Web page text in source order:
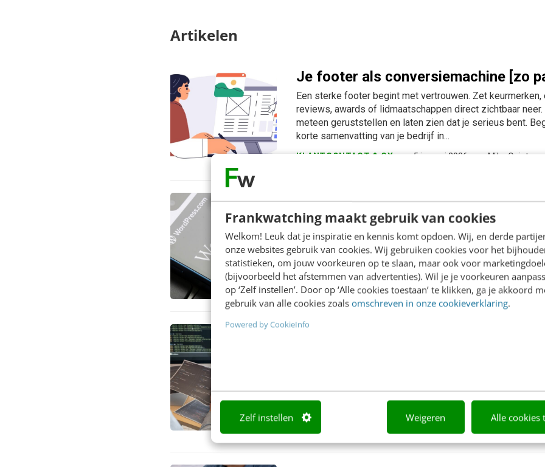
Frankwatching maakt gebruik van cookies
Welkom! Leuk dat je inspiratie en kennis komt opdoen. Wij, en derde
onze websites gebruik van cookies. Wij gebruiken cookies voor het
statistieken, om jouw voorkeuren op te slaan, maar ook voor
(bijvoorbeeld het afstemmen van advertenties). Wil je je voorkeuren
op ‘Zelf instellen’. Door op ‘Alle cookies toestaan’ te klikken, ga je akkoord
gebruik van alle cookies zoals omschreven in onze cookieverklaring.
Powered by CookieInfo
Zelf instellen Weigeren Alle cookies
Artikelen
Je footer als conversiemachine [zo
Een sterke footer begint met vertrouwen. Zet keurmerken,
reviews, awards of lidmaatschappen direct zichtbaar
meteen geruststellen en laten zien dat je serieus bent.
korte samenvatting van je bedrijf in...
KLANTCONTACT & CX 5 januari 2026 Mike Quint
De risico’s van WordPress-updates
Net als bij een toren van Jenga: je haalt één blokje weg en
WordPress-webshop lijkt vaak mooier dan het is. Je hebt
WooCommerce en een paar plugins. Maar achter...
MARKETING 11 december 2025 Mike Quint
Waarom jouw developer niet
Veel ondernemers raken gefrustreerd tijdens het bouwen
WordPress-webshop. Knoppen werken niet, klanten
onderdeel mist en de developer krijgt de schuld. Maar
misverstand:...
MARKETING 12 november 2025 Mike Quint